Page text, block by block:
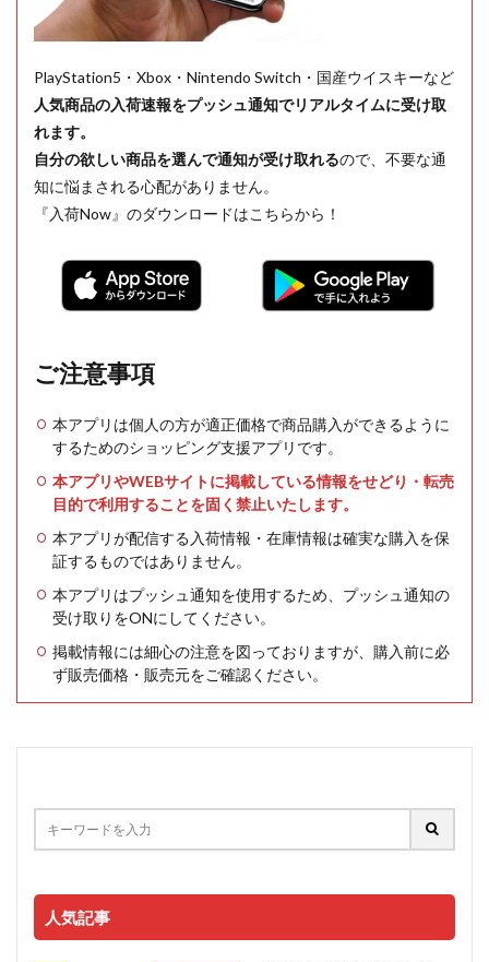
PlayStation5・Xbox・Nintendo Switch・国産ウイスキーなど
人気商品の入荷速報をプッシュ通知でリアルタイムに受け取
れます。
自分の欲しい商品を選んで通知が受け取れるので、不要な通
知に悩まされる心配がありません。
『入荷Now』のダウンロードはこちらから！
ご注意事項
本アプリは個人の方が適正価格で商品購入ができるように
するためのショッピング支援アプリです。
本アプリやWEBサイトに掲載している情報をせどり・転売
目的で利用することを固く禁止いたします。
本アプリが配信する入荷情報・在庫情報は確実な購入を保
証するものではありません。
本アプリはプッシュ通知を使用するため、プッシュ通知の
受け取りをONにしてください。
掲載情報には細心の注意を図っておりますが、購入前に必
ず販売価格・販売元をご確認ください。
人気記事